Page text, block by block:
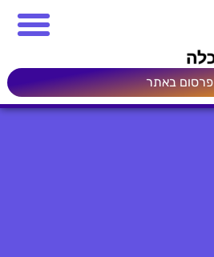
פרסום באתר